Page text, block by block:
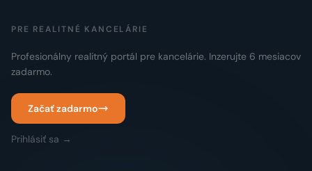
PRE REALITNÉ KANCELÁRIE
Profesionálny realitný portál pre kancelárie. Inzerujte 6 mesiacov
zadarmo.
Začať zadarmo
Prihlásiť sa →